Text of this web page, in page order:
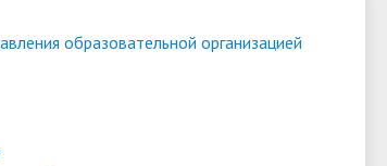
образовательной организацией